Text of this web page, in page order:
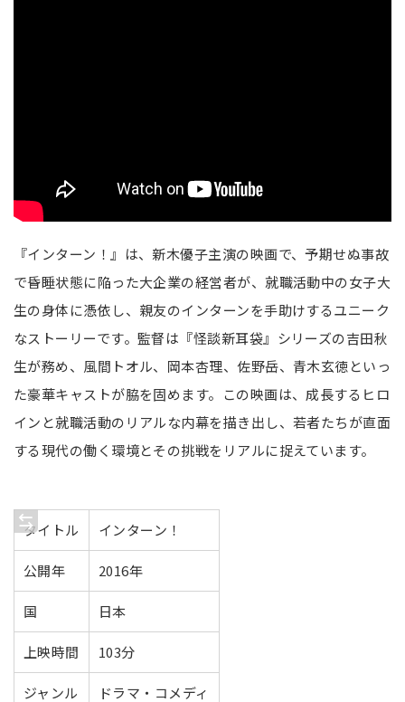
『インターン！』は、新木優子主演の映画で、予期せぬ事故
で昏睡状態に陥った大企業の経営者が、就職活動中の女子大
生の身体に憑依し、親友のインターンを手助けするユニーク
なストーリーです。監督は『怪談新耳袋』シリーズの吉田秋
生が務め、風間トオル、岡本杏理、佐野岳、青木玄徳といっ
た豪華キャストが脇を固めます。この映画は、成長するヒロ
インと就職活動のリアルな内幕を描き出し、若者たちが直面
する現代の働く環境とその挑戦をリアルに捉えています。
タイトル インターン！
公開年 2016年
国 日本
上映時間 103分
ジャンル ドラマ・コメディ